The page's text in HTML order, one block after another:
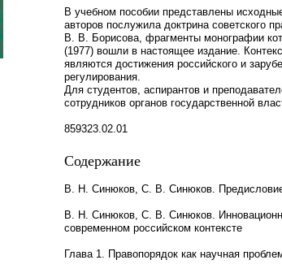
В учебном пособии представлены
авторов послужила доктрина советского
В. В. Борисова, фрагменты монографии
(1977) вошли в настоящее издание.
являются достижения российского и
регулирования.
Для студентов, аспирантов и
сотрудников органов государственной
859323.02.01
Содержание
В. Н. Синюков, С. В. Синюков.
В. Н. Синюков, С. В. Синюков.
современном российском контексте
Глава 1. Правопорядок как научная